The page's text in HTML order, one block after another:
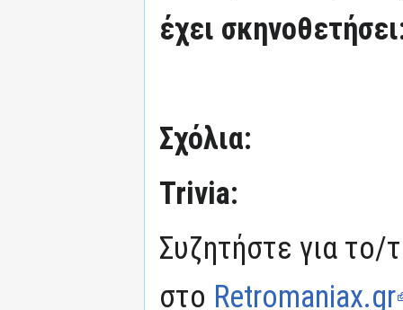
έχει
Σχόλια:
Trivia:
Συζητήστε για το/
στο Retromaniax.gr